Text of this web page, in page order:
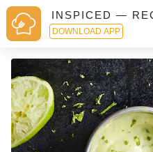
INSPICED —
DOWNLOAD APP